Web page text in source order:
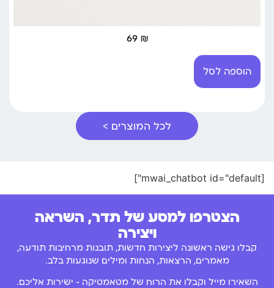
69 ₪
הוספה לסל
לכל המוצרים >
[mwai_chatbot id="default"]
הצטרפו למסע של תדר, השראה
ויצירה
קבלו גישה ראשונה ליצירות חדשות, תובנות מרחיבות תודעה,
מאמרים, הרצאות, הנחות ומילים שנוגעות בלב.
השאירו מייל וקבלו את הרוח של מטאמטיקה – ישירות אליכם.